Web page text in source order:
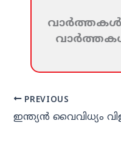
വാര്‍ത്തകള്‍
PREVIOUS